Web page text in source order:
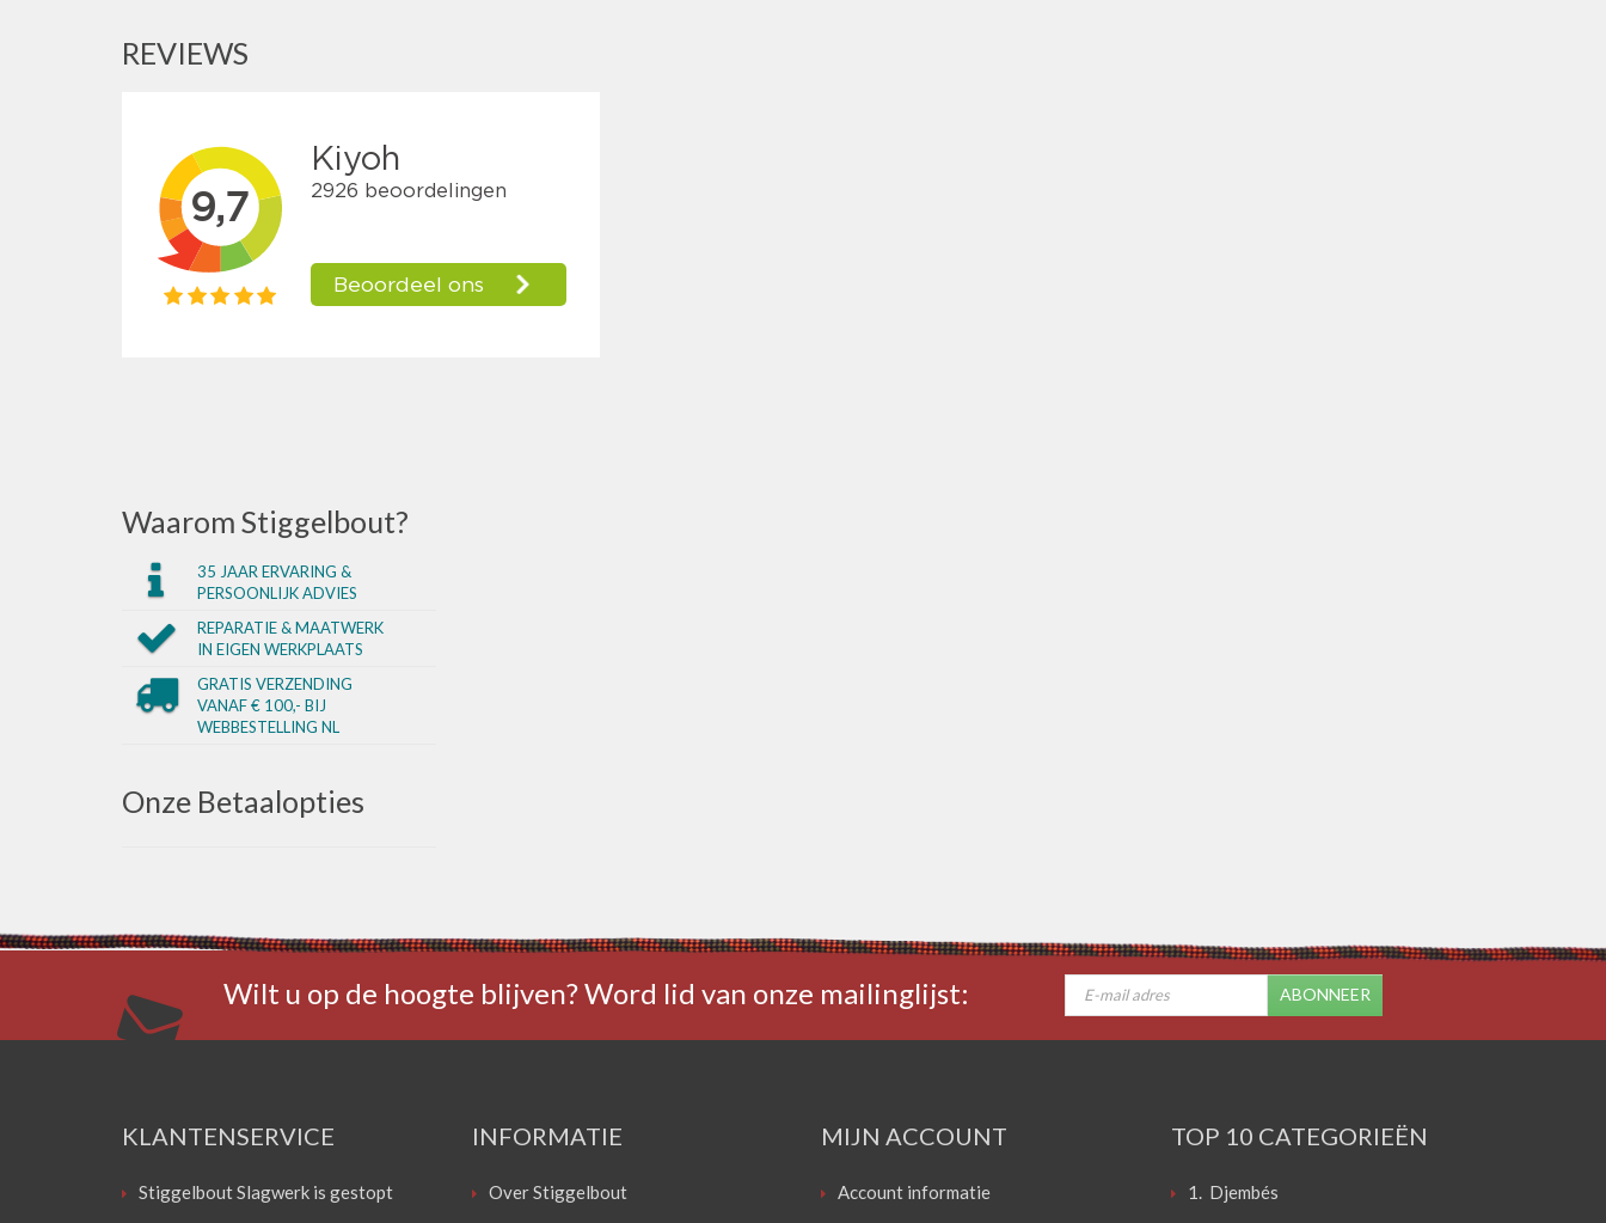
REVIEWS
Waarom Stiggelbout?
35 JAAR ERVARING &
PERSOONLIJK ADVIES
REPARATIE & MAATWERK
IN EIGEN WERKPLAATS
GRATIS VERZENDING
VANAF € 100,- BIJ
WEBBESTELLING NL
Onze Betaalopties
Wilt u op de hoogte blijven? Word lid van onze mailinglijst: ABONNEER
KLANTENSERVICE
Stiggelbout Slagwerk is gestopt
INFORMATIE
Over Stiggelbout
MIJN ACCOUNT
Account informatie
TOP 10 CATEGORIEËN
1. Djembés